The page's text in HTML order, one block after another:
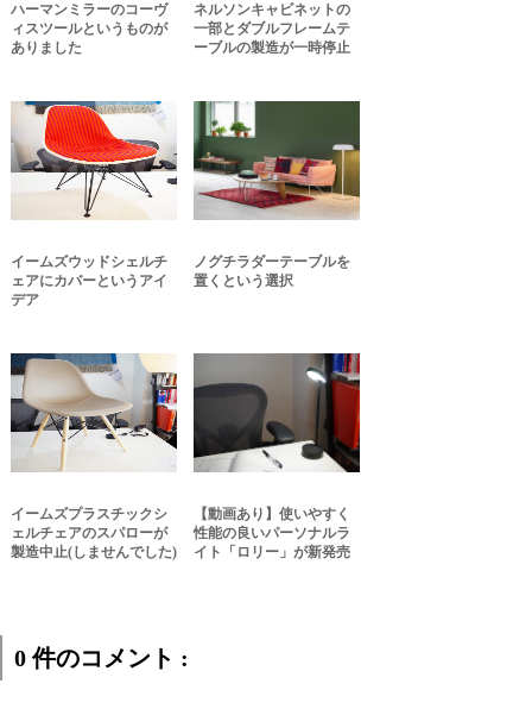
ハーマンミラーのコーヴ
ィスツールというものが
ありました
ネルソンキャビネットの
一部とダブルフレームテ
ーブルの製造が一時停止
イームズウッドシェルチ
ェアにカバーというアイ
デア
ノグチラダーテーブルを
置くという選択
イームズプラスチックシ
ェルチェアのスパローが
製造中止(しませんでした)
【動画あり】使いやすく
性能の良いパーソナルラ
イト「ロリー」が新発売
0 件のコメント :